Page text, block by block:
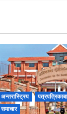
अन्तरास्ट्रिय
समाचार